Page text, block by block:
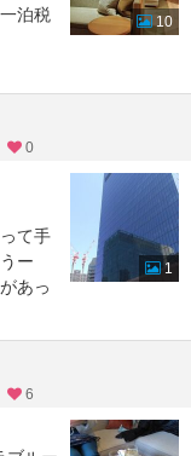
泊税
10
0
て手
ー
あっ
1
6